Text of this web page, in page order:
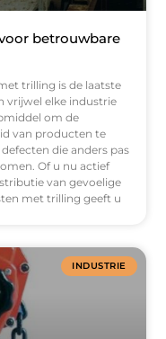
betrouwbare
trilling is de laatste
vrijwel elke industrie
om de
van producten te
die anders pas
Of u nu actief
van gevoelige
met trilling geeft u
INDUSTRIE